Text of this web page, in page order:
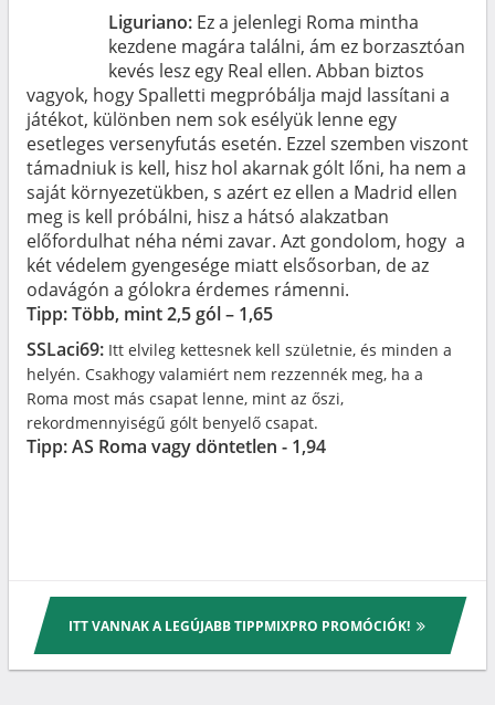
Liguriano: Ez a jelenlegi Roma mintha
kezdene magára találni, ám ez borzasztóan
kevés lesz egy Real ellen. Abban biztos
vagyok, hogy Spalletti megpróbálja majd lassítani a
játékot, különben nem sok esélyük lenne egy
esetleges versenyfutás esetén. Ezzel szemben viszont
támadniuk is kell, hisz hol akarnak gólt lőni, ha nem a
saját környezetükben, s azért ez ellen a Madrid ellen
meg is kell próbálni, hisz a hátsó alakzatban
előfordulhat néha némi zavar. Azt gondolom, hogy a
két védelem gyengesége miatt elsősorban, de az
odavágón a gólokra érdemes rámenni.
Tipp: Több, mint 2,5 gól – 1,65
SSLaci69: Itt elvileg kettesnek kell születnie, és minden a
helyén. Csakhogy valamiért nem rezzennék meg, ha a
Roma most más csapat lenne, mint az őszi,
rekordmennyiségű gólt benyelő csapat.
Tipp: AS Roma vagy döntetlen - 1,94
ITT VANNAK A LEGÚJABB TIPPMIXPRO PROMÓCIÓK!